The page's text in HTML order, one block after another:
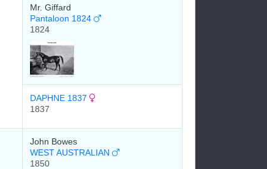
Mr. Giffard
Pantaloon 1824
1824
DAPHNE 1837
1837
John Bowes
WEST AUSTRALIAN
1850